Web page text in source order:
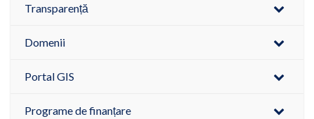
Transparență
Domenii
Portal GIS
Programe de finanțare